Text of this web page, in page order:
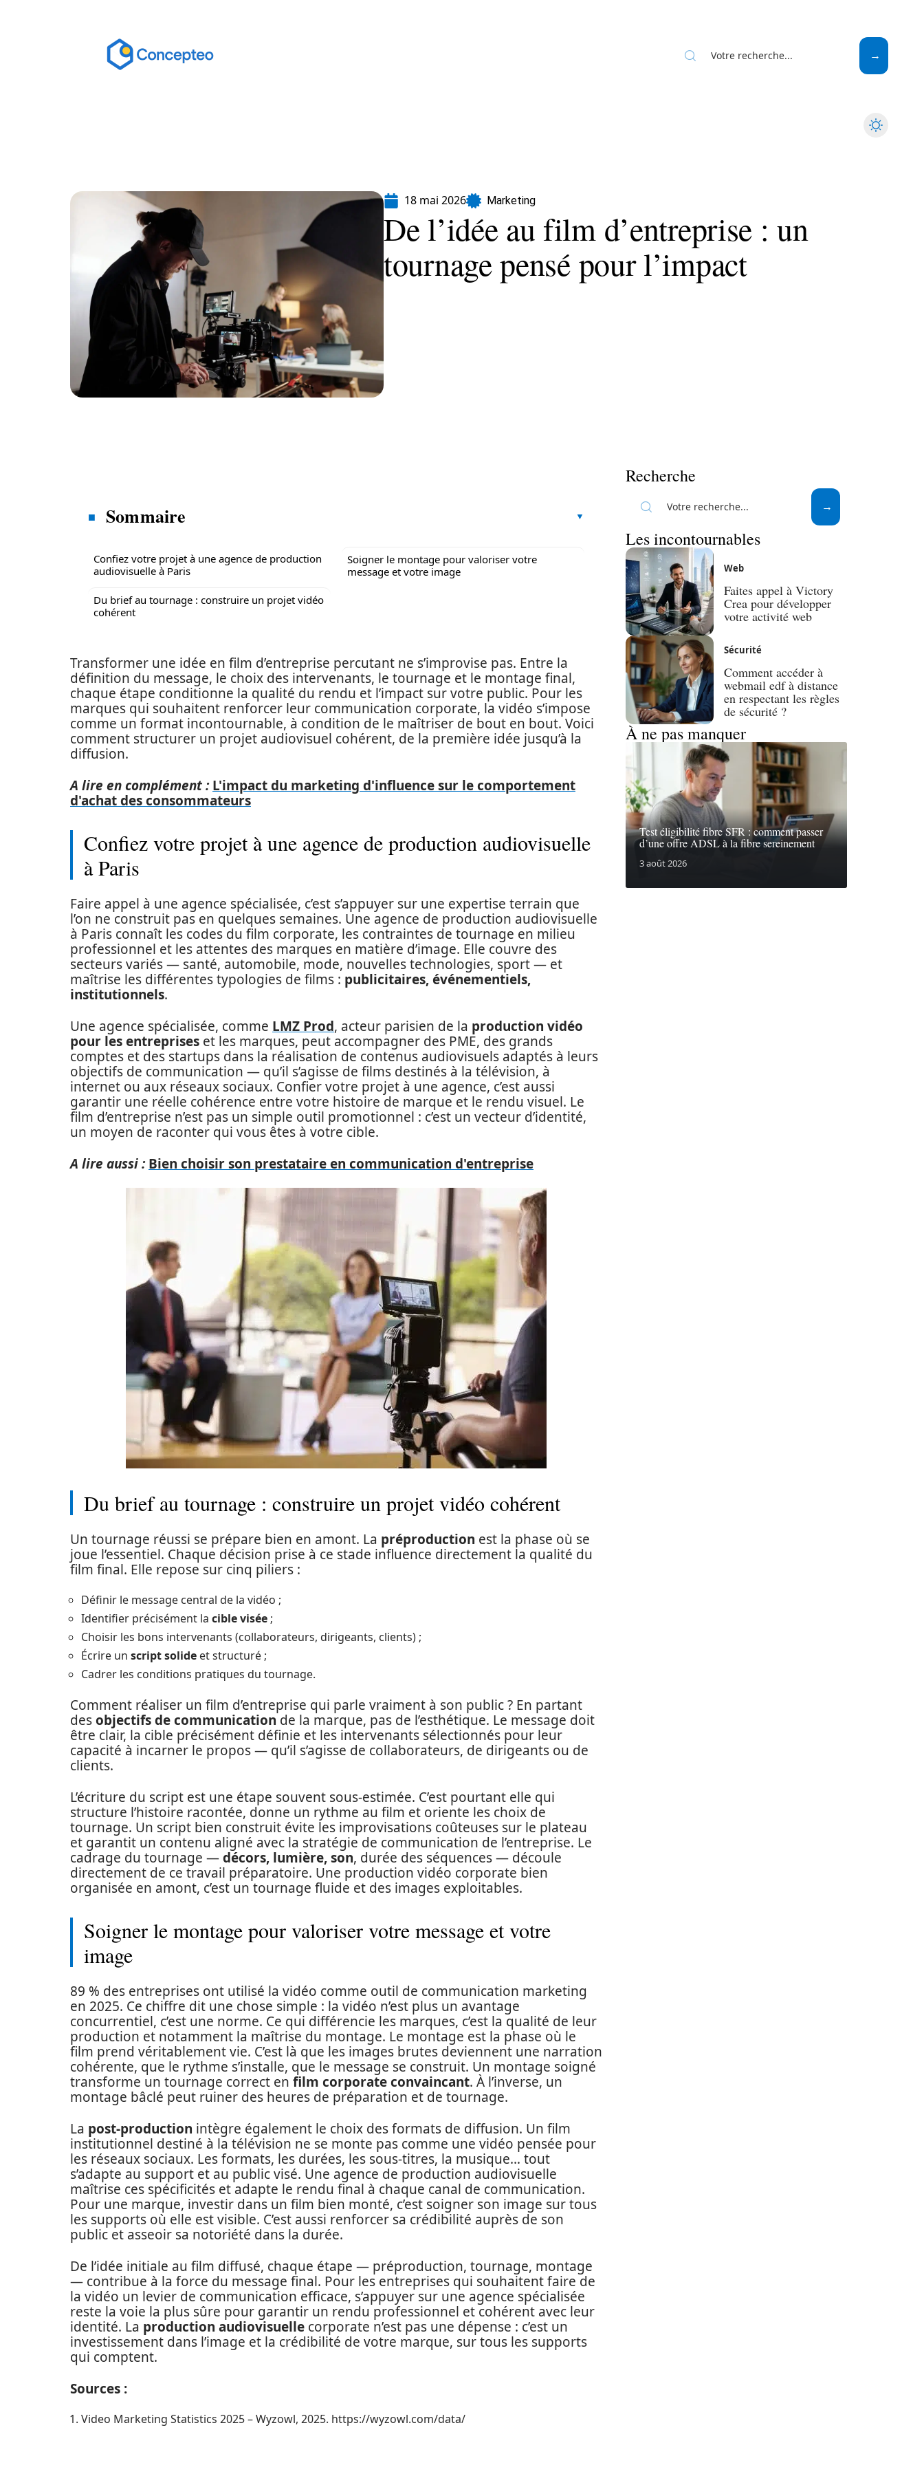
18 mai 2026 Marketing
De l’idée au film d’entreprise : un
tournage pensé pour l’impact
Sommaire
Confiez votre projet à une agence de production
audiovisuelle à Paris
Du brief au tournage : construire un projet vidéo
cohérent
Soigner le montage pour valoriser votre
message et votre image
Transformer une idée en film d’entreprise percutant ne s’improvise pas. Entre la
définition du message, le choix des intervenants, le tournage et le montage final,
chaque étape conditionne la qualité du rendu et l’impact sur votre public. Pour les
marques qui souhaitent renforcer leur communication corporate, la vidéo s’impose
comme un format incontournable, à condition de le maîtriser de bout en bout. Voici
comment structurer un projet audiovisuel cohérent, de la première idée jusqu’à la
diffusion.
A lire en complément : L'impact du marketing d'influence sur le comportement
d'achat des consommateurs
Confiez votre projet à une agence de production audiovisuelle
à Paris
Faire appel à une agence spécialisée, c’est s’appuyer sur une expertise terrain que
l’on ne construit pas en quelques semaines. Une agence de production audiovisuelle
à Paris connaît les codes du film corporate, les contraintes de tournage en milieu
professionnel et les attentes des marques en matière d’image. Elle couvre des
secteurs variés — santé, automobile, mode, nouvelles technologies, sport — et
maîtrise les différentes typologies de films : publicitaires, événementiels,
institutionnels.
Une agence spécialisée, comme LMZ Prod, acteur parisien de la production vidéo
pour les entreprises et les marques, peut accompagner des PME, des grands
comptes et des startups dans la réalisation de contenus audiovisuels adaptés à leurs
objectifs de communication — qu’il s’agisse de films destinés à la télévision, à
internet ou aux réseaux sociaux. Confier votre projet à une agence, c’est aussi
garantir une réelle cohérence entre votre histoire de marque et le rendu visuel. Le
film d’entreprise n’est pas un simple outil promotionnel : c’est un vecteur d’identité,
un moyen de raconter qui vous êtes à votre cible.
A lire aussi : Bien choisir son prestataire en communication d'entreprise
Du brief au tournage : construire un projet vidéo cohérent
Un tournage réussi se prépare bien en amont. La préproduction est la phase où se
joue l’essentiel. Chaque décision prise à ce stade influence directement la qualité du
film final. Elle repose sur cinq piliers :
Définir le message central de la vidéo ;
Identifier précisément la cible visée ;
Choisir les bons intervenants (collaborateurs, dirigeants, clients) ;
Écrire un script solide et structuré ;
Cadrer les conditions pratiques du tournage.
Comment réaliser un film d’entreprise qui parle vraiment à son public ? En partant
desobjectifs de communication de la marque, pas de l’esthétique. Le message doit
être clair, la cible précisément définie et les intervenants sélectionnés pour leur
capacité à incarner le propos — qu’il s’agisse de collaborateurs, de dirigeants ou de
clients.
L’écriture du script est une étape souvent sous-estimée. C’est pourtant elle qui
structure l’histoire racontée, donne un rythme au film et oriente les choix de
tournage. Un script bien construit évite les improvisations coûteuses sur le plateau
et garantit un contenu aligné avec la stratégie de communication de l’entreprise. Le
cadrage du tournage —décors, lumière, son, durée des séquences — découle
directement de ce travail préparatoire. Une production vidéo corporate bien
organisée en amont, c’est un tournage fluide et des images exploitables.
Soigner le montage pour valoriser votre message et votre
image
89 % des entreprises ont utilisé la vidéo comme outil de communication marketing
en 2025. Ce chiffre dit une chose simple : la vidéo n’est plus un avantage
concurrentiel, c’est une norme. Ce qui différencie les marques, c’est la qualité de leur
production et notamment la maîtrise du montage. Le montage est la phase où le
film prend véritablement vie. C’est là que les images brutes deviennent une narration
cohérente, que le rythme s’installe, que le message se construit. Un montage soigné
transforme un tournage correct en film corporate convaincant. À l’inverse, un
montage bâclé peut ruiner des heures de préparation et de tournage.
La post-production intègre également le choix des formats de diffusion. Un film
institutionnel destiné à la télévision ne se monte pas comme une vidéo pensée pour
les réseaux sociaux. Les formats, les durées, les sous-titres, la musique… tout
s’adapte au support et au public visé. Une agence de production audiovisuelle
maîtrise ces spécificités et adapte le rendu final à chaque canal de communication.
Pour une marque, investir dans un film bien monté, c’est soigner son image sur tous
les supports où elle est visible. C’est aussi renforcer sa crédibilité auprès de son
public et asseoir sa notoriété dans la durée.
De l’idée initiale au film diffusé, chaque étape — préproduction, tournage, montage
— contribue à la force du message final. Pour les entreprises qui souhaitent faire de
la vidéo un levier de communication efficace, s’appuyer sur une agence spécialisée
reste la voie la plus sûre pour garantir un rendu professionnel et cohérent avec leur
identité. La production audiovisuelle corporate n’est pas une dépense : c’est un
investissement dans l’image et la crédibilité de votre marque, sur tous les supports
qui comptent.
Sources :
Video Marketing Statistics 2025 – Wyzowl, 2025. https://wyzowl.com/data/
Recherche
Les incontournables
Web
Faites appel à Victory
Crea pour développer
votre activité web
Sécurité
Comment accéder à
webmail edf à distance
en respectant les règles
de sécurité ?
À ne pas manquer
Test éligibilité fibre SFR : comment passer
d’une offre ADSL à la fibre sereinement
3 août 2026